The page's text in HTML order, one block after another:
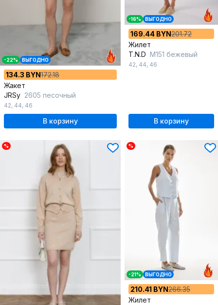
-22% ВЫГОДНО
134.3 BYN172.18
Жакет
JRSy 2605 песочный
42, 44, 46
В корзину
-16% ВЫГОДНО
169.44 BYN201.72
Жилет
T.N.D М151 бежевый
42, 44, 46
В корзину
% %
-21% ВЫГОДНО
210.41 BYN266.35
Жилет